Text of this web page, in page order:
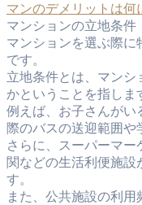
マンのデメリットは何
マンションの立地条件
マンションを選ぶ際
です。
立地条件とは、マン
かということを指しま
例えば、お子さんがい
際のバスの送迎範囲や
さらに、スーパーマ
関などの生活利便施
す。
また、公共施設の利